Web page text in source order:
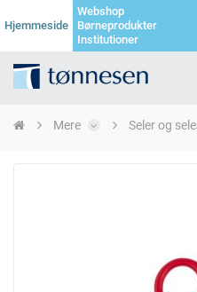
Hjemmeside
Webshop
Børneprodukter
Institutioner
Mere Seler og